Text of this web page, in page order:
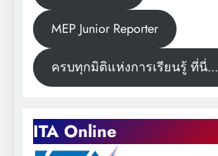
MEP Junior Reporter
ครบทุกมิติแห่งการเรียนรู้ ที่นี่
ITA Online